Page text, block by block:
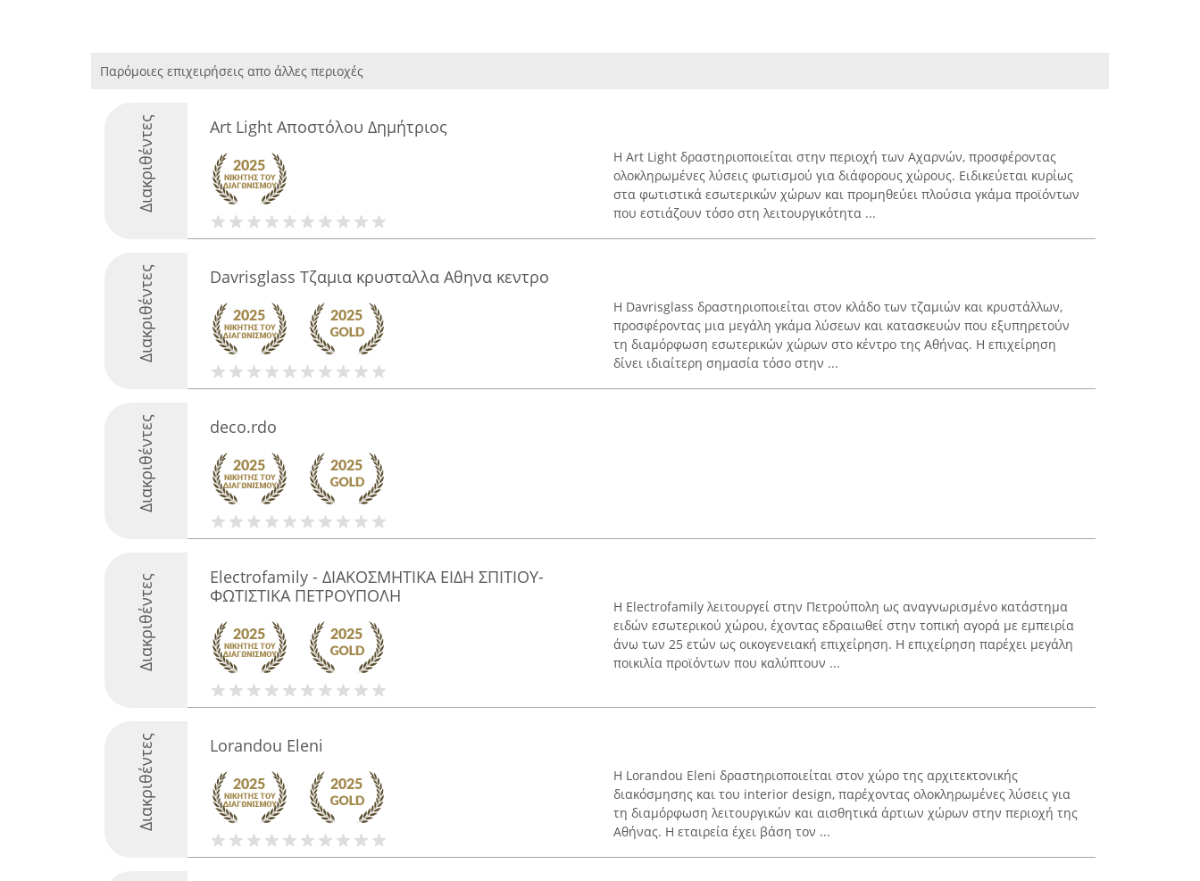
Παρόμοιες επιχειρήσεις απο άλλες περιοχές
Διακριθέντες Art Light Αποστόλου Δημήτριος
Η Art Light δραστηριοποιείται στην περιοχή των Αχαρνών, προσφέροντας
ολοκληρωμένες λύσεις φωτισμού για διάφορους χώρους. Ειδικεύεται κυρίως
στα φωτιστικά εσωτερικών χώρων και προμηθεύει πλούσια γκάμα προϊόντων
που εστιάζουν τόσο στη λειτουργικότητα ...
Διακριθέντες Davrisglass Τζαμια κρυσταλλα Αθηνα κεντρο
Η Davrisglass δραστηριοποιείται στον κλάδο των τζαμιών και κρυστάλλων,
προσφέροντας μια μεγάλη γκάμα λύσεων και κατασκευών που εξυπηρετούν
τη διαμόρφωση εσωτερικών χώρων στο κέντρο της Αθήνας. Η επιχείρηση
δίνει ιδιαίτερη σημασία τόσο στην ...
Διακριθέντες deco.rdo
Διακριθέντες
Electrofamily - ΔΙΑΚΟΣΜΗΤΙΚΑ ΕΙΔΗ ΣΠΙΤΙΟΥ-
ΦΩΤΙΣΤΙΚΑ ΠΕΤΡΟΥΠΟΛΗ
Η Electrofamily λειτουργεί στην Πετρούπολη ως αναγνωρισμένο κατάστημα
ειδών εσωτερικού χώρου, έχοντας εδραιωθεί στην τοπική αγορά με εμπειρία
άνω των 25 ετών ως οικογενειακή επιχείρηση. Η επιχείρηση παρέχει μεγάλη
ποικιλία προϊόντων που καλύπτουν ...
Διακριθέντες Lorandou Eleni
Η Lorandou Eleni δραστηριοποιείται στον χώρο της αρχιτεκτονικής
διακόσμησης και του interior design, παρέχοντας ολοκληρωμένες λύσεις για
τη διαμόρφωση λειτουργικών και αισθητικά άρτιων χώρων στην περιοχή της
Αθήνας. Η εταιρεία έχει βάση τον ...